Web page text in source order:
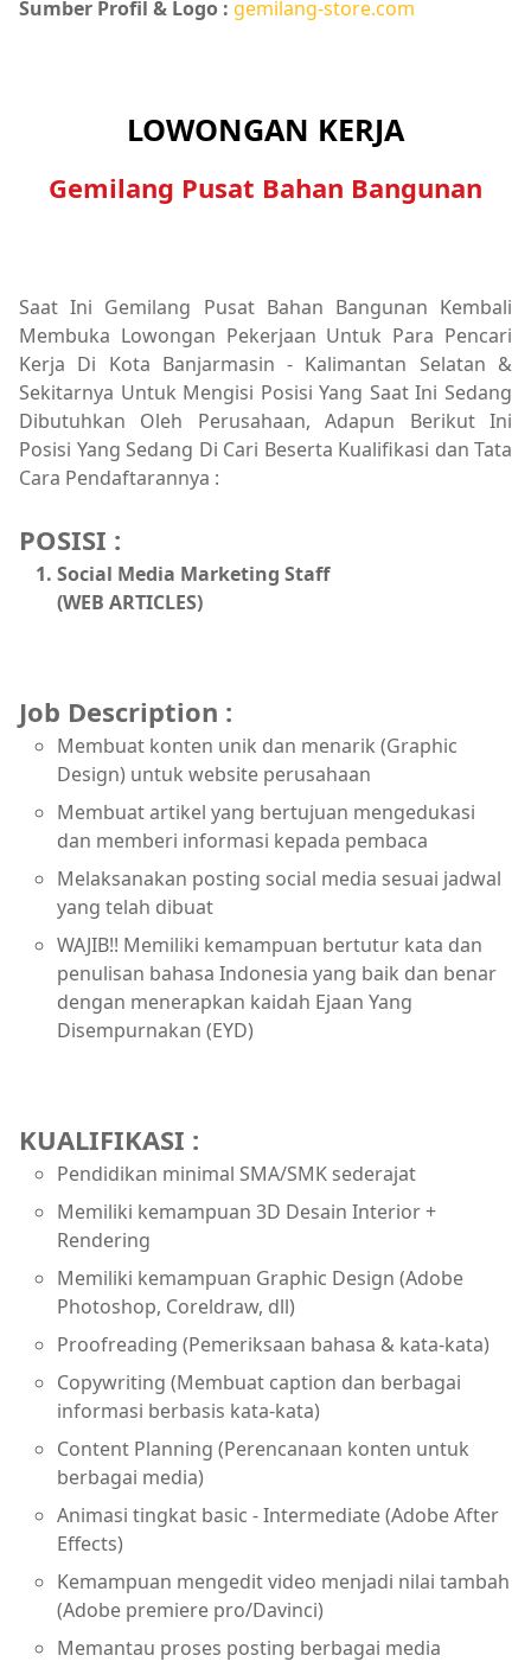
Sumber Profil & Logo : gemilang-store.com
LOWONGAN KERJA
Gemilang Pusat Bahan Bangunan
Saat Ini Gemilang Pusat Bahan Bangunan Kembali
Membuka Lowongan Pekerjaan Untuk Para Pencari
Kerja Di Kota Banjarmasin - Kalimantan Selatan &
Sekitarnya Untuk Mengisi Posisi Yang Saat Ini Sedang
Dibutuhkan Oleh Perusahaan, Adapun Berikut Ini
Posisi Yang Sedang Di Cari Beserta Kualifikasi dan Tata
Cara Pendaftarannya :
POSISI :
Social Media Marketing Staff
(WEB ARTICLES)
Job Description :
Membuat konten unik dan menarik (Graphic
Design) untuk website perusahaan
Membuat artikel yang bertujuan mengedukasi
dan memberi informasi kepada pembaca
Melaksanakan posting social media sesuai jadwal
yang telah dibuat
WAJIB!! Memiliki kemampuan bertutur kata dan
penulisan bahasa Indonesia yang baik dan benar
dengan menerapkan kaidah Ejaan Yang
Disempurnakan (EYD)
KUALIFIKASI :
Pendidikan minimal SMA/SMK sederajat
Memiliki kemampuan 3D Desain Interior +
Rendering
Memiliki kemampuan Graphic Design (Adobe
Photoshop, Coreldraw, dll)
Proofreading (Pemeriksaan bahasa & kata-kata)
Copywriting (Membuat caption dan berbagai
informasi berbasis kata-kata)
Content Planning (Perencanaan konten untuk
berbagai media)
Animasi tingkat basic - Intermediate (Adobe After
Effects)
Kemampuan mengedit video menjadi nilai tambah
(Adobe premiere pro/Davinci)
Memantau proses posting berbagai media